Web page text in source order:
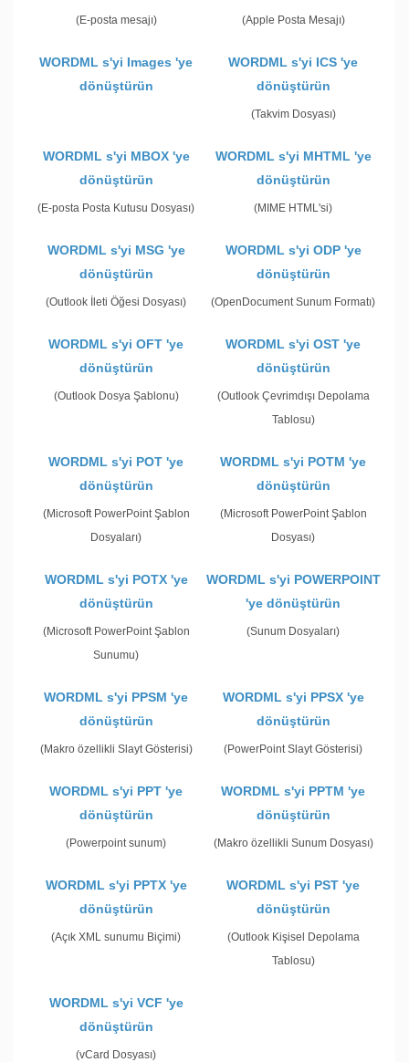
(E-posta mesajı) (Apple Posta Mesajı)
WORDML s'yi Images 'ye
dönüştürün
WORDML s'yi ICS 'ye
dönüştürün
(Takvim Dosyası)
WORDML s'yi MBOX 'ye
dönüştürün
(E-posta Posta Kutusu Dosyası)
WORDML s'yi MHTML 'ye
dönüştürün
(MIME HTML'si)
WORDML s'yi MSG 'ye
dönüştürün
(Outlook İleti Öğesi Dosyası)
WORDML s'yi ODP 'ye
dönüştürün
(OpenDocument Sunum Formatı)
WORDML s'yi OFT 'ye
dönüştürün
(Outlook Dosya Şablonu)
WORDML s'yi OST 'ye
dönüştürün
(Outlook Çevrimdışı Depolama
Tablosu)
WORDML s'yi POT 'ye
dönüştürün
(Microsoft PowerPoint Şablon
Dosyaları)
WORDML s'yi POTM 'ye
dönüştürün
(Microsoft PowerPoint Şablon
Dosyası)
WORDML s'yi POTX 'ye
dönüştürün
(Microsoft PowerPoint Şablon
Sunumu)
WORDML s'yi POWERPOINT
'ye dönüştürün
(Sunum Dosyaları)
WORDML s'yi PPSM 'ye
dönüştürün
(Makro özellikli Slayt Gösterisi)
WORDML s'yi PPSX 'ye
dönüştürün
(PowerPoint Slayt Gösterisi)
WORDML s'yi PPT 'ye
dönüştürün
(Powerpoint sunum)
WORDML s'yi PPTM 'ye
dönüştürün
(Makro özellikli Sunum Dosyası)
WORDML s'yi PPTX 'ye
dönüştürün
(Açık XML sunumu Biçimi)
WORDML s'yi PST 'ye
dönüştürün
(Outlook Kişisel Depolama
Tablosu)
WORDML s'yi VCF 'ye
dönüştürün
(vCard Dosyası)